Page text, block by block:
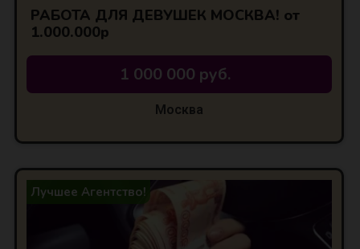
РАБОТА ДЛЯ ДЕВУШЕК МОСКВА! от
1.000.000р
1 000 000 руб.
Москва
Лучшее Агентство!